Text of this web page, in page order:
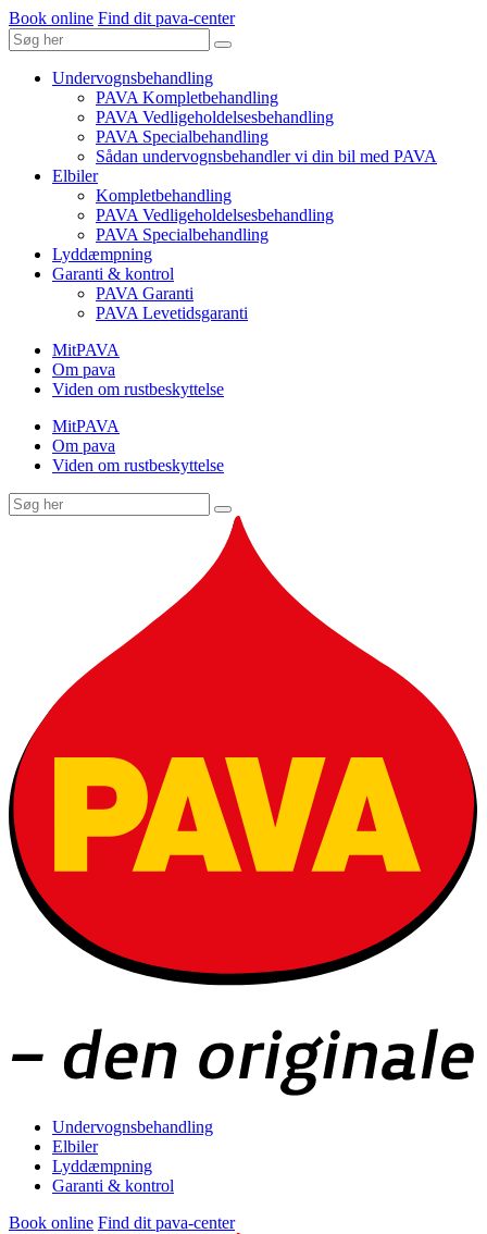
Book online Find dit pava-center
Undervognsbehandling
PAVA Kompletbehandling
PAVA Vedligeholdelsesbehandling
PAVA Specialbehandling
Sådan undervognsbehandler vi din bil med PAVA
Elbiler
Kompletbehandling
PAVA Vedligeholdelsesbehandling
PAVA Specialbehandling
Lyddæmpning
Garanti & kontrol
PAVA Garanti
PAVA Levetidsgaranti
MitPAVA
Om pava
Viden om rustbeskyttelse
MitPAVA
Om pava
Viden om rustbeskyttelse
Undervognsbehandling
Elbiler
Lyddæmpning
Garanti & kontrol
Book online Find dit pava-center